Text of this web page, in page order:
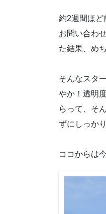
約2週間ほど
お問い合わ
た結果、め
そんなスタ
やか！透明
らって、そ
ずにしっか
ココからは